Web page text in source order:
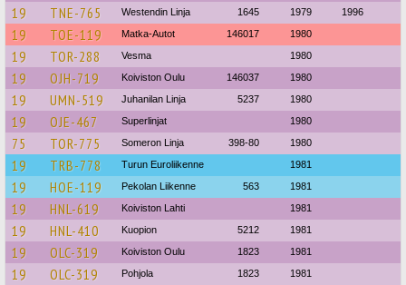
19 TNE-765 Westendin Linja 1645 1979 1996
19 TOE-119 Matka-Autot 146017 1980
19 TOR-288 Vesma 1980
19 OJH-719 Koiviston Oulu 146037 1980
19 UMN-519 Juhanilan Linja 5237 1980
19 OJE-467 Superlinjat 1980
75 TOR-775 Someron Linja 398-80 1980
19 TRB-778 Turun Euroliikenne 1981
19 HOE-119 Pekolan Liikenne 563 1981
19 HNL-619 Koiviston Lahti 1981
19 HNL-410 Kuopion 5212 1981
19 OLC-319 Koiviston Oulu 1823 1981
19 OLC-319 Pohjola 1823 1981